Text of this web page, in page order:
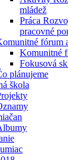
mládež
Práca
pracovné
fórum
Komunitné
Fokusová
plánujeme
škola